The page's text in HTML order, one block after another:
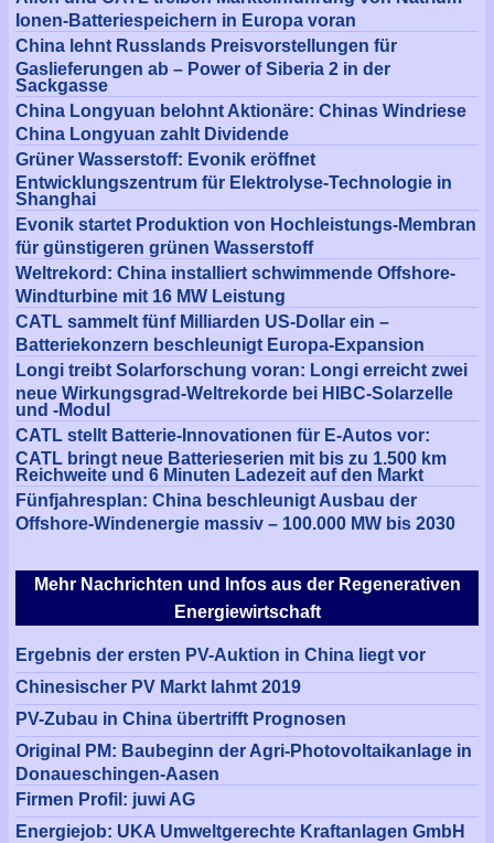
Mehr Nachrichten und Infos aus der Regenerativen
Energiewirtschaft
Ergebnis der ersten PV-Auktion in China liegt vor
Chinesischer PV Markt lahmt 2019
PV-Zubau in China übertrifft Prognosen
Original PM: Baubeginn der Agri-Photovoltaikanlage in
Donaueschingen-Aasen
Firmen Profil: juwi AG
Energiejob: UKA Umweltgerechte Kraftanlagen GmbH
Ionen-Batteriespeichern in Europa voran
China lehnt Russlands Preisvorstellungen für
Gaslieferungen ab – Power of Siberia 2 in der
Sackgasse
China Longyuan belohnt Aktionäre: Chinas Windriese
China Longyuan zahlt Dividende
Grüner Wasserstoff: Evonik eröffnet
Entwicklungszentrum für Elektrolyse-Technologie in
Shanghai
Evonik startet Produktion von Hochleistungs-Membran
für günstigeren grünen Wasserstoff
Weltrekord: China installiert schwimmende Offshore-
Windturbine mit 16 MW Leistung
CATL sammelt fünf Milliarden US-Dollar ein –
Batteriekonzern beschleunigt Europa-Expansion
Longi treibt Solarforschung voran: Longi erreicht zwei
neue Wirkungsgrad-Weltrekorde bei HIBC-Solarzelle
und -Modul
CATL stellt Batterie-Innovationen für E-Autos vor:
CATL bringt neue Batterieserien mit bis zu 1.500 km
Reichweite und 6 Minuten Ladezeit auf den Markt
Fünfjahresplan: China beschleunigt Ausbau der
Offshore-Windenergie massiv – 100.000 MW bis 2030